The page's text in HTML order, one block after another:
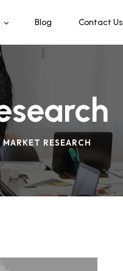
Blog Contact Us
MARKET RESEARCH